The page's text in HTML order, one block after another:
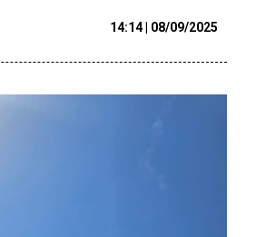
08/09/2025 | 14:14